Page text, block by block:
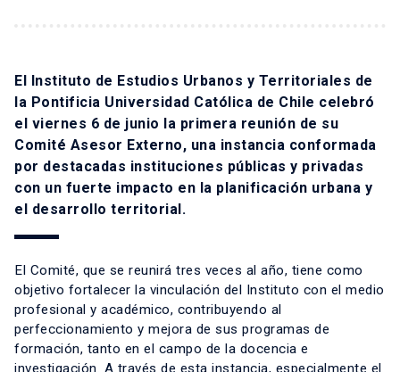
El Instituto de Estudios Urbanos y Territoriales de
la Pontificia Universidad Católica de Chile celebró
el viernes 6 de junio la primera reunión de su
Comité Asesor Externo, una instancia conformada
por destacadas instituciones públicas y privadas
con un fuerte impacto en la planificación urbana y
el desarrollo territorial.
El Comité, que se reunirá tres veces al año, tiene como
objetivo fortalecer la vinculación del Instituto con el medio
profesional y académico, contribuyendo al
perfeccionamiento y mejora de sus programas de
formación, tanto en el campo de la docencia e
investigación. A través de esta instancia, especialmente el